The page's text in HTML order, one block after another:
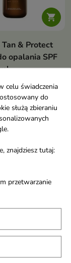

Tan & Protect
opalania SPF
z
Formuła z
Illumitone™,
i filtrami UVA/UVB
skórę,
gładkie i

Olejke
celu świadczenia
do
służą zbieraniu
znajdziesz tutaj:
przetwarzanie